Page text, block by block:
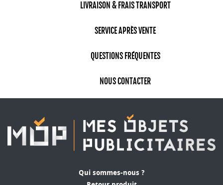
festival réussi ?
goodies pour un festivaldépend du
événement. Des objets pratiques comme des
tote bags, des bracelets en tissu, ou des gobelets
festival écoresponsable. En revanche, si votre
public est plus jeune, des articles technologiques
chargeurs portables peuvent être très appréciés.
Quel que soit le choix, optez pour des produits
de qualité qui seront utilisés fréquemment,
publicitaire. Personnaliser vos goodies avec un
logo ou un slogan en vue est indispensable pour
LIVRAISON & FRAIS TRANSPORT
SERVICE APRÈS VENTE
QUESTIONS FRÉQUENTES
NOUS CONTACTER
Qui sommes-nous ?